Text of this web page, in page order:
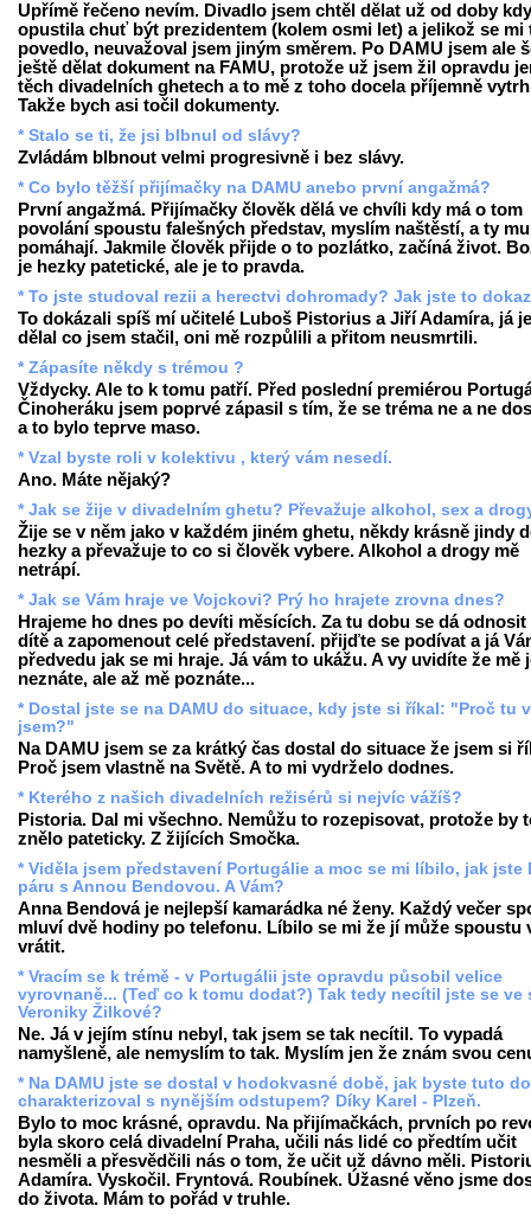
Upřímě řečeno nevím. Divadlo jsem chtěl dělat už od doby
opustila chuť být prezidentem (kolem osmi let) a jelikož se mi
povedlo, neuvažoval jsem jiným směrem. Po DAMU jsem ale
ještě dělat dokument na FAMU, protože už jsem žil opravdu
těch divadelních ghetech a to mě z toho docela příjemně
Takže bych asi točil dokumenty.
* Stalo se ti, že jsi blbnul od slávy?
Zvládám blbnout velmi progresivně i bez slávy.
* Co bylo těžší přijímačky na DAMU anebo první angažmá?
První angažmá. Přijímačky člověk dělá ve chvíli kdy má o tom
povolání spoustu falešných představ, myslím naštěstí, a ty
pomáhají. Jakmile člověk přijde o to pozlátko, začíná život.
je hezky patetické, ale je to pravda.
* To jste studoval rezii a herectvi dohromady? Jak jste to
To dokázali spíš mí učitelé Luboš Pistorius a Jiří Adamíra, já
dělal co jsem stačil, oni mě rozpůlili a přitom neusmrtili.
* Zápasíte někdy s trémou ?
Vždycky. Ale to k tomu patří. Před poslední premiérou
Činoheráku jsem poprvé zápasil s tím, že se tréma ne a ne
a to bylo teprve maso.
* Vzal byste roli v kolektivu , který vám nesedí.
Ano. Máte nějaký?
* Jak se žije v divadelním ghetu? Převažuje alkohol, sex a
Žije se v něm jako v každém jiném ghetu, někdy krásně jindy
hezky a převažuje to co si člověk vybere. Alkohol a drogy mě
netrápí.
* Jak se Vám hraje ve Vojckovi? Prý ho hrajete zrovna dnes?
Hrajeme ho dnes po devíti měsících. Za tu dobu se dá odnosit
dítě a zapomenout celé představení. přijďte se podívat a já
předvedu jak se mi hraje. Já vám to ukážu. A vy uvidíte že mě
neznáte, ale až mě poznáte...
* Dostal jste se na DAMU do situace, kdy jste si říkal: "Proč tu
jsem?"
Na DAMU jsem se za krátký čas dostal do situace že jsem si
Proč jsem vlastně na Světě. A to mi vydrželo dodnes.
* Kterého z našich divadelních režisérů si nejvíc vážíš?
Pistoria. Dal mi všechno. Nemůžu to rozepisovat, protože by
znělo pateticky. Z žijících Smočka.
* Viděla jsem představení Portugálie a moc se mi líbilo, jak jste
páru s Annou Bendovou. A Vám?
Anna Bendová je nejlepší kamarádka né ženy. Každý večer
mluví dvě hodiny po telefonu. Líbilo se mi že jí může spoustu
vrátit.
* Vracím se k trémě - v Portugálii jste opravdu působil velice
vyrovnaně... (Teď co k tomu dodat?) Tak tedy necítil jste se ve
Veroniky Žilkové?
Ne. Já v jejím stínu nebyl, tak jsem se tak necítil. To vypadá
namyšleně, ale nemyslím to tak. Myslím jen že znám svou
* Na DAMU jste se dostal v hodokvasné době, jak byste tuto
charakterizoval s nynějším odstupem? Díky Karel - Plzeň.
Bylo to moc krásné, opravdu. Na přijímačkách, prvních po
byla skoro celá divadelní Praha, učili nás lidé co předtím učit
nesměli a přesvědčili nás o tom, že učit už dávno měli.
Adamíra. Vyskočil. Fryntová. Roubínek. Úžasné věno jsme
do života. Mám to pořád v truhle.